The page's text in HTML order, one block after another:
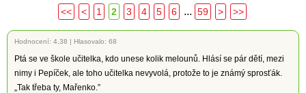
<< < 1 2 3 4 5 6 ... 59 > >>
Hodnocení: 4.38 | Hlasovalo: 68
Ptá se ve škole učitelka, kdo unese kolik melounů. Hlásí se pár dětí, mezi
nimy i Pepíček, ale toho učitelka nevyvolá, protože to je známý sprosťák.
„Tak třeba ty, Mařenko.”